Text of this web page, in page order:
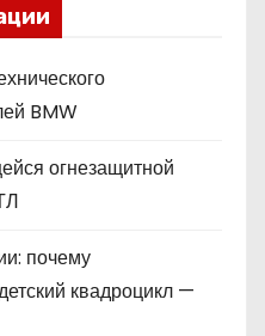
BMW
огнезащитной
почему
квадроцикл —